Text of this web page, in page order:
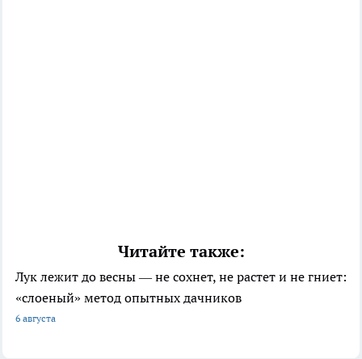
Читайте также:
Лук лежит до весны — не сохнет, не растет и не гниет:
«слоеный» метод опытных дачников
6 августа